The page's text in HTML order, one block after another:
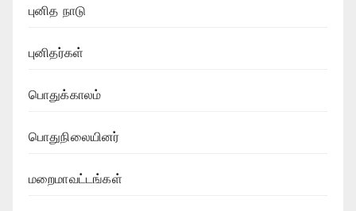
புனித நாடு
புனிதர்கள்
பொதுக்காலம்
பொதுநிலையினர்
மறைமாவட்டங்கள்